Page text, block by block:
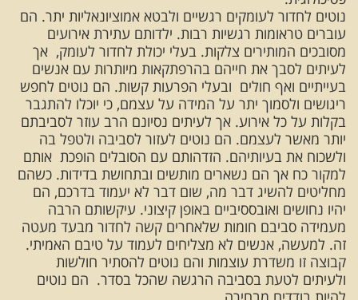
נוטים לחדור לעומקים רגשיים ולבטא אמוציונאליות יתר. הם
עוברים טראומות רגשיות רבות. ילדותם עתירת אירועים
מסובכים המותירים צלקות. בעלי יכולת לחדור לעומק, אך
לעיתים לסבך את חייהם בהרפתקאות מיותרות עם אנשים
בעייתיים ואף חולים ובעלי הפרעות קשות. הם נוטים לחפש
ריגושים ולסמוך יתר על המידה על עצמם, כי יוכלו להתגבר
בקלות על כל אירוע. אך לעיתים נסיונם הרב עוזר לסביבתם
יותר מאשר לעצמם. הם נוטים לעזור לסביבה ולטפל בה
ולשכוח את בעיותיהם. הזדהותם עם הסובלים הופכת אותם
למקור כח אך הם נשארים מותשים ובתחושת בדידות. כשהם
מחליטים להשיג דבר מה, שום דבר לא יעמוד בדרכם, הם
יהיו נחושים ואובססיביים באופן קיצוני. עיקשותם הרבה
מעמידה סביבם חומות שלאחרים קשה לחדור מבעד מעטה
זה. למעשה, אנשים לא מצליחים לעמוד על טיבם האמיתי.
קבוצה זו משדרת עוצמות והם נוטים להסתיר חולשות
ולעיתים לטעת בסביבה הרגשה שהכל בסדר. הם נוטים